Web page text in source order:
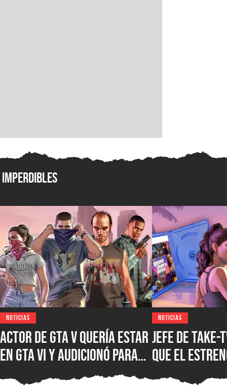
Imperdibles
NOTICIAS
Actor de GTA V quería estar
en GTA VI y audicionó para
más de 60 papeles, pero se
NOTICIAS
Jefe de
que el
formato